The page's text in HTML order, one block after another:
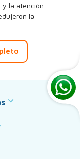
y la atención
la